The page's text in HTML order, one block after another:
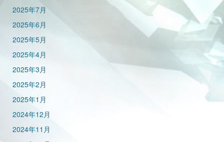
2025年7月
2025年6月
2025年5月
2025年4月
2025年3月
2025年2月
2025年1月
2024年12月
2024年11月